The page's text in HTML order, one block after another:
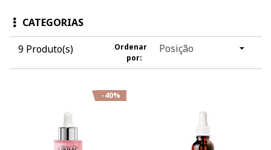
CATEGORIAS
9 Produto(s)
Ordenar
por:
-40%